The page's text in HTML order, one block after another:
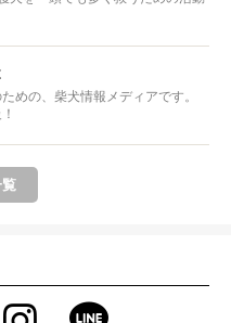
めの、柴犬情報メディアです。